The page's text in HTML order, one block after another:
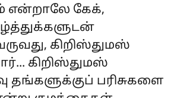
கேக்,
கிறிஸ்துமஸ்
கிறிஸ்துமஸ்
தங்களுக்குப் பரிசுகளை